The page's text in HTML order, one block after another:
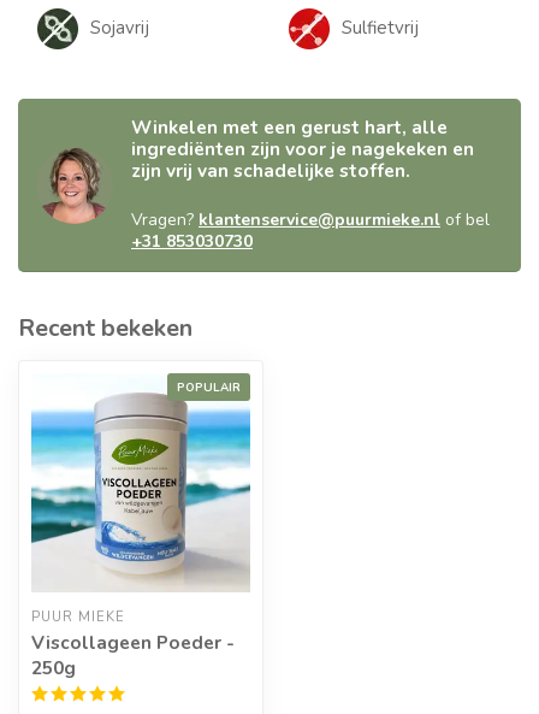
Sojavrij Sulfietvrij
Winkelen met een gerust hart, alle
ingrediënten zijn voor je nagekeken en
zijn vrij van schadelijke stoffen.
Vragen? klantenservice@puurmieke.nl of bel
+31 853030730
Recent bekeken
POPULAIR
PUUR MIEKE
Viscollageen Poeder -
250g